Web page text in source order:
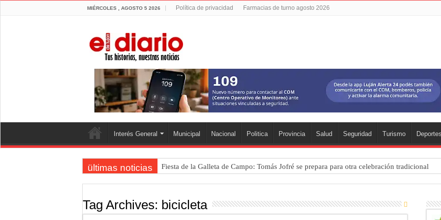
MIÉRCOLES , AGOSTO 5 2026 Política de privacidad Farmacias de turno agosto 2026
Interés General Municipal Nacional Politica Provincia Salud Seguridad Turismo
ültimas noticias Fiesta de la Galleta de Campo: Tomás Jofré se prepara para otra celebración tradicional
Luján volvió al Campeonato Provincial de bochas
Torres se prepara para una nueva fiesta gastronómica
Patentes: La Provincia lanzó un asistente virtual para consultar infracciones por WhatsApp
Tag Archives: bicicleta